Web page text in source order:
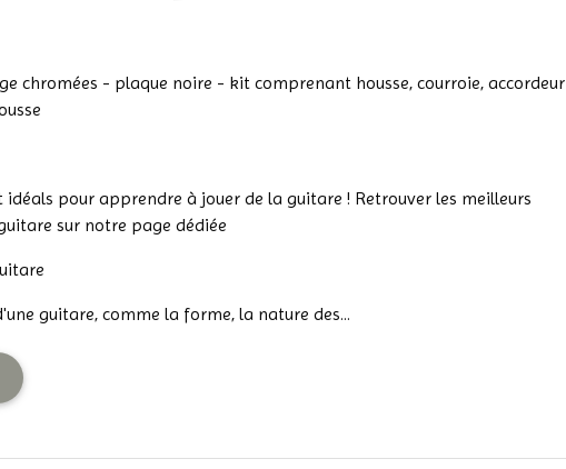
chromées - plaque noire - kit comprenant housse, courroie, accordeur
idéals pour apprendre à jouer de la guitare ! Retrouver les meilleurs
sur notre page dédiée
guitare, comme la forme, la nature des...